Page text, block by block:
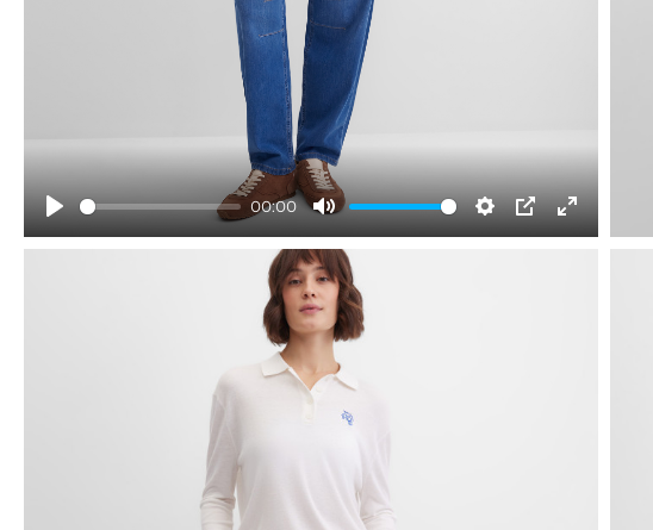
Play
00:00
Mute Settings
PIP Enter